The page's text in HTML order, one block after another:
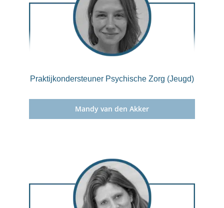
Praktijkondersteuner Psychische Zorg (Jeugd)
Mandy van den Akker